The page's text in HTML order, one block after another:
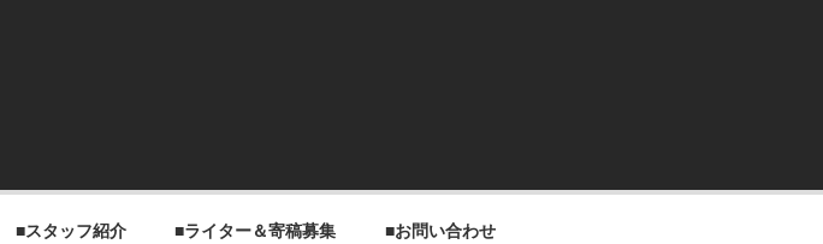
■スタッフ紹介 ■ライター＆寄稿募集 ■お問い合わせ